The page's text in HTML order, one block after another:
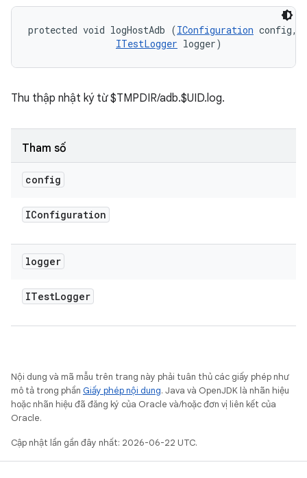
protected void logHostAdb (IConfiguration config,
ITestLogger logger)
Thu thập nhật ký từ $TMPDIR/adb.$UID.log.
Tham số
config
IConfiguration
logger
ITestLogger
Nội dung và mã mẫu trên trang này phải tuân thủ các giấy phép như
mô tả trong phần Giấy phép nội dung. Java và OpenJDK là nhãn hiệu
hoặc nhãn hiệu đã đăng ký của Oracle và/hoặc đơn vị liên kết của
Oracle.
Cập nhật lần gần đây nhất: 2026-06-22 UTC.